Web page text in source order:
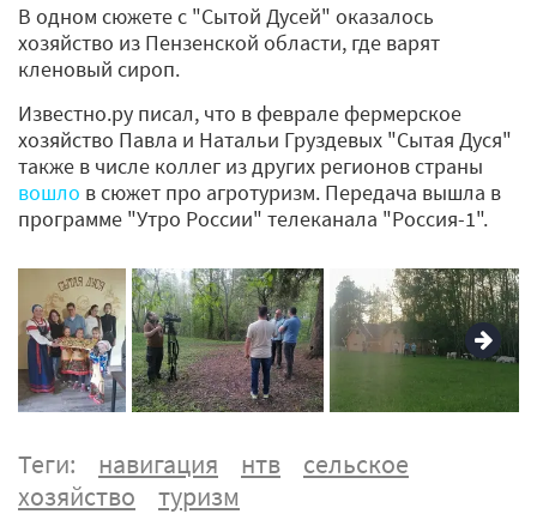
В одном сюжете с "Сытой Дусей" оказалось
хозяйство из Пензенской области, где варят
кленовый сироп.
Известно.ру писал, что в феврале фермерское
хозяйство Павла и Натальи Груздевых "Сытая Дуся"
также в числе коллег из других регионов страны
вошло в сюжет про агротуризм. Передача вышла в
программе "Утро России" телеканала "Россия-1".
Теги: навигация нтв
сельское
хозяйство
туризм